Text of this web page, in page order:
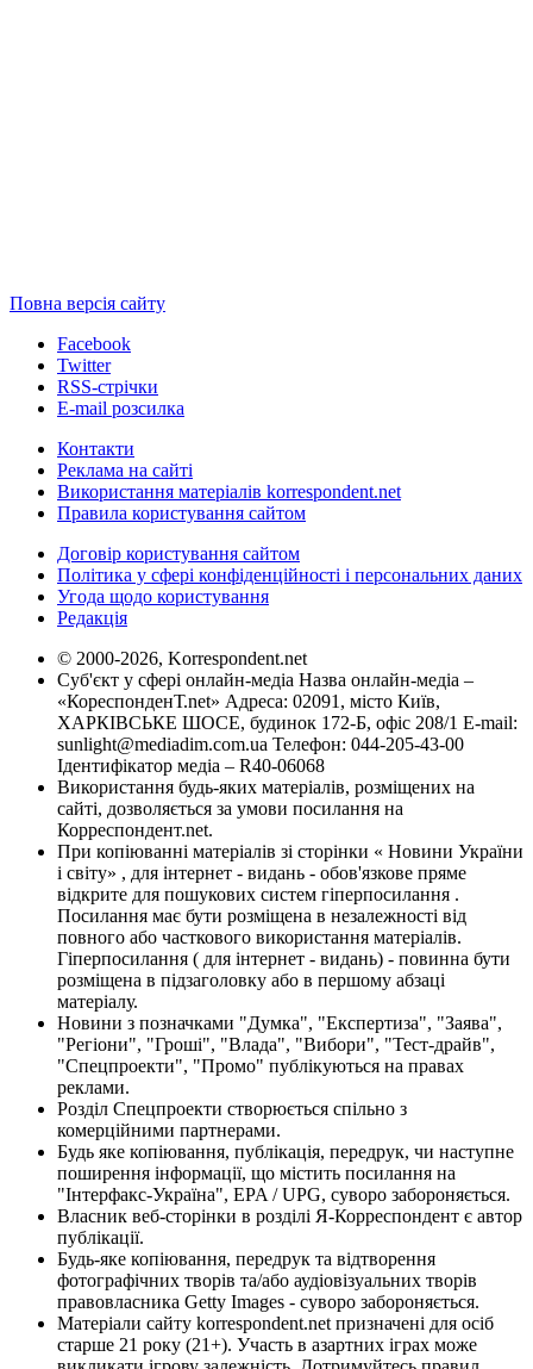
Повна версія сайту
Facebook
Twitter
RSS-стрічки
E-mail розсилка
Контакти
Реклама на сайті
Використання матеріалів korrespondent.net
Правила користування сайтом
Договір користування сайтом
Політика у сфері конфіденційності і персональних даних
Угода щодо користування
Редакція
© 2000-2026, Korrespondent.net
Суб'єкт у сфері онлайн-медіа Назва онлайн-медіа –
«КореспонденТ.net» Адреса: 02091, місто Київ,
ХАРКІВСЬКЕ ШОСЕ, будинок 172-Б, офіс 208/1 E-mail:
sunlight@mediadim.com.ua Телефон: 044-205-43-00
Ідентифікатор медіа – R40-06068
Використання будь-яких матеріалів, розміщених на
сайті, дозволяється за умови посилання на
Корреспондент.net.
При копіюванні матеріалів зі сторінки « Новини України
і світу» , для інтернет - видань - обов'язкове пряме
відкрите для пошукових систем гіперпосилання .
Посилання має бути розміщена в незалежності від
повного або часткового використання матеріалів.
Гіперпосилання ( для інтернет - видань) - повинна бути
розміщена в підзаголовку або в першому абзаці
матеріалу.
Новини з позначками "Думка", "Експертиза", "Заява",
"Регіони", "Гроші", "Влада", "Вибори", "Тест-драйв",
"Спецпроекти", "Промо" публікуються на правах
реклами.
Розділ Спецпроекти створюється спільно з
комерційними партнерами.
Будь яке копіювання, публікація, передрук, чи наступне
поширення інформації, що містить посилання на
"Інтерфакс-Україна", EPA / UPG, суворо забороняється.
Власник веб-сторінки в розділі Я-Корреспондент є автор
публікації.
Будь-яке копіювання, передрук та відтворення
фотографічних творів та/або аудіовізуальних творів
правовласника Getty Images - суворо забороняється.
Матеріали сайту korrespondent.net призначені для осіб
старше 21 року (21+). Участь в азартних іграх може